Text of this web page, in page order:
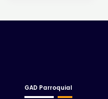
GAD Parroquial